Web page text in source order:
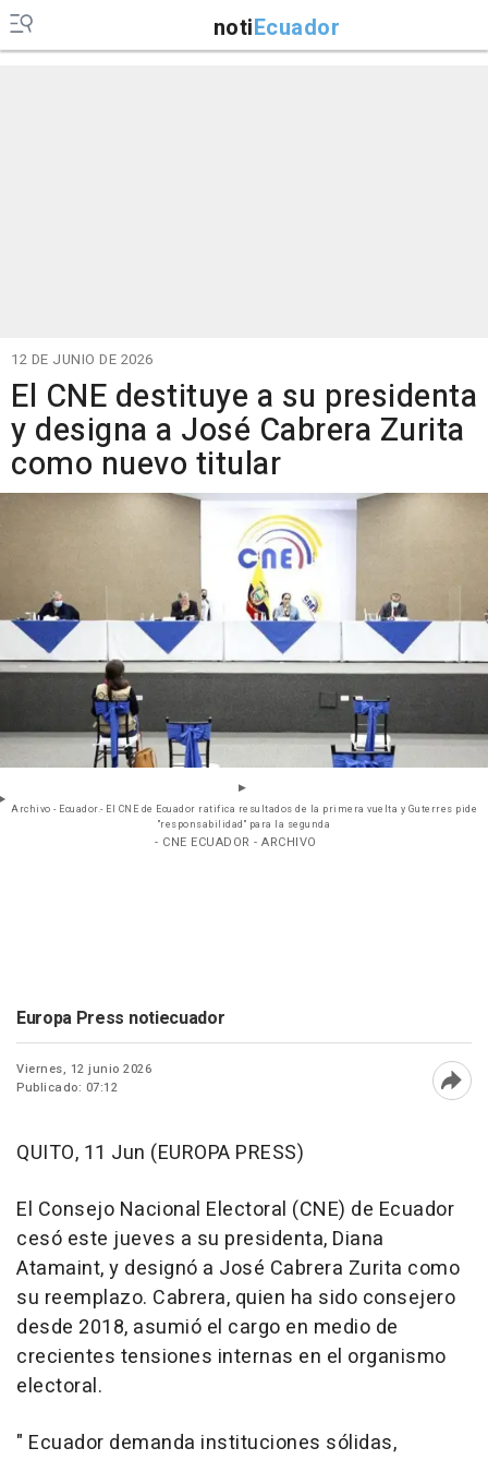
notiEcuador
12 DE JUNIO DE 2026
El CNE destituye a su presidenta
y designa a José Cabrera Zurita
como nuevo titular
Archivo - Ecuador.- El CNE de Ecuador ratifica resultados de la primera vuelta y Guterres pide
"responsabilidad" para la segunda
- CNE ECUADOR - ARCHIVO
Europa Press notiecuador
Viernes, 12 junio 2026
Publicado: 07:12
QUITO, 11 Jun (EUROPA PRESS)
El Consejo Nacional Electoral (CNE) de Ecuador
cesó este jueves a su presidenta, Diana
Atamaint, y designó a José Cabrera Zurita como
su reemplazo. Cabrera, quien ha sido consejero
desde 2018, asumió el cargo en medio de
crecientes tensiones internas en el organismo
electoral.
" Ecuador demanda instituciones sólidas,